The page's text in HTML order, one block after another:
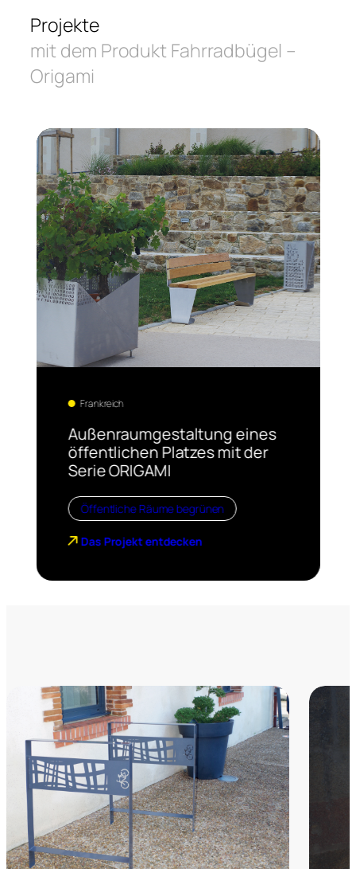
Projekte
mit dem Produkt Fahrradbügel –
Origami
Frankreich
Außenraumgestaltung eines
öffentlichen Platzes mit der
Serie ORIGAMI
Öffentliche Räume begrünen
Das Projekt entdecken